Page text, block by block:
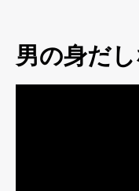
男の身だ